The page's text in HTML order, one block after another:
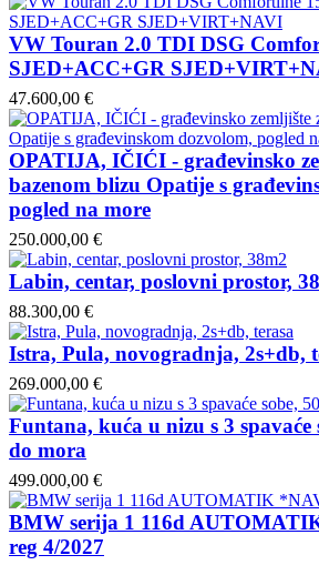
VW Touran 2.0 TDI DSG
SJED+ACC+GR
47.600,00 €
OPATIJA, IČIĆI - građevinsko
bazenom blizu Opatije s
pogled na more
250.000,00 €
Labin, centar, poslovni prostor,
88.300,00 €
Istra, Pula, novogradnja, 2s+db,
269.000,00 €
Funtana, kuća u nizu s 3 spavaće
do mora
499.000,00 €
BMW serija 1 116d
reg 4/2027